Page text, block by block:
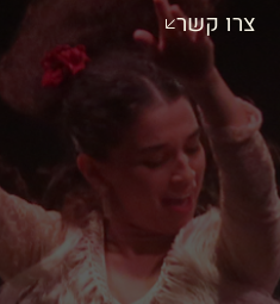
צרו קשר